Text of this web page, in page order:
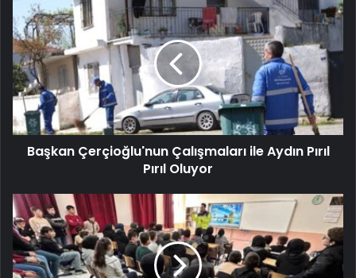
Başkan Çerçioğlu'nun Çalışmaları ile Aydın Pırıl
Pırıl Oluyor